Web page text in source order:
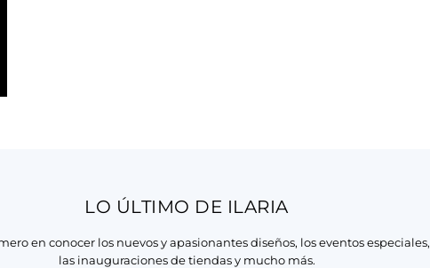
LO ÚLTIMO DE ILARIA
en conocer los nuevos y apasionantes diseños, los eventos especiales,
las inauguraciones de tiendas y mucho más.